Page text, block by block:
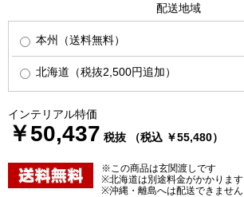
配送地域
本州（送料無料）
北海道（税抜2,500円追加）
インテリアル特価
￥50,437 税抜 （税込 ￥55,480）
※この商品は玄関渡しです
※北海道は別途料金がかかります
※沖縄・離島へは配送できません